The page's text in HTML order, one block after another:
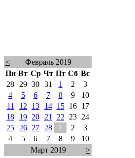
<
Февраль 2019
Пн Вт Ср Чт Пт Сб Вс
28
29 30 31 1 2
3
4
5 6 7 8 9
10
11
12 13 14 15 16
17
18
19 20 21 22 23
24
25
26 27 28 1 2
3
4
5 6 7 8 9
10
Март 2019
>